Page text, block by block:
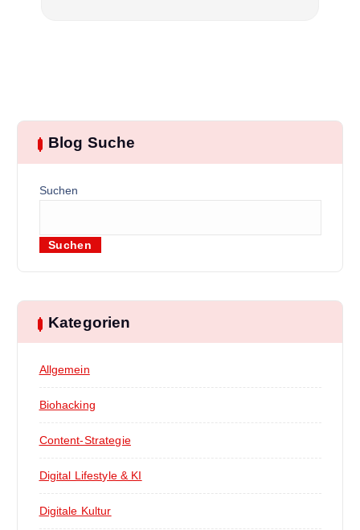
Blog Suche
Suchen
Suchen
Kategorien
Allgemein
Biohacking
Content-Strategie
Digital Lifestyle & KI
Digitale Kultur